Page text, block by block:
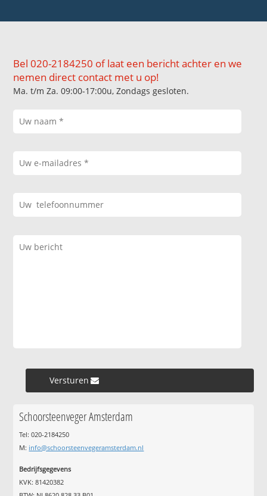
Bel 020-2184250 of laat een bericht achter en we
nemen direct contact met u op!
Ma. t/m Za. 09:00-17:00u, Zondags gesloten.
Versturen »
Schoorsteenveger Amsterdam
Tel: 020-2184250
M: info@schoorsteenvegeramsterdam.nl
Bedrijfsgegevens
KVK: 81420382